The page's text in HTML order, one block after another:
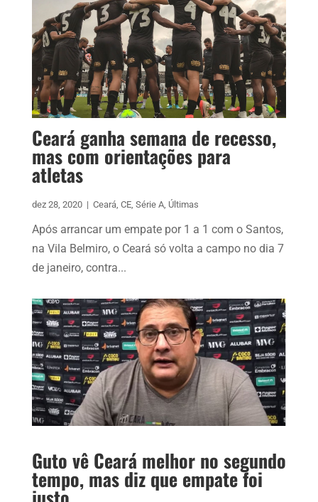
Ceará ganha semana de recesso,
mas com orientações para
atletas
dez 28, 2020 | Ceará, CE, Série A, Últimas
Após arrancar um empate por 1 a 1 com o Santos,
na Vila Belmiro, o Ceará só volta a campo no dia 7
de janeiro, contra...
Guto vê Ceará melhor no segundo
tempo, mas diz que empate foi